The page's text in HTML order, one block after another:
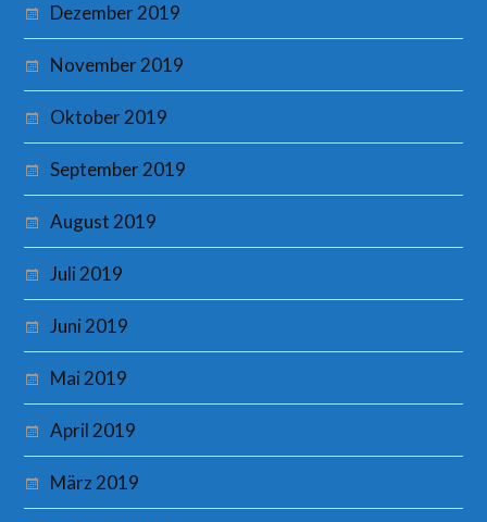
Dezember 2019
November 2019
Oktober 2019
September 2019
August 2019
Juli 2019
Juni 2019
Mai 2019
April 2019
März 2019